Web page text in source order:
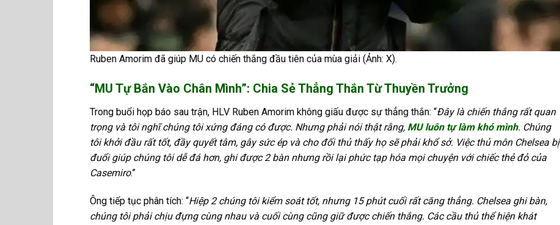
Ruben Amorim đã giúp MU có chiến thắng đầu tiên của mùa giải (Ảnh: X).
“MU Tự Bắn Vào Chân Mình”: Chia Sẻ Thẳng Thắn Từ Thuyền Trưởng
Trong buổi họp báo sau trận, HLV Ruben Amorim không giấu được sự thẳng thắn: “Đây là chiến thắng rất quan
trọng và tôi nghĩ chúng tôi xứng đáng có được. Nhưng phải nói thật rằng, MU luôn tự làm khó mình. Chúng
tôi khởi đầu rất tốt, đầy quyết tâm, gây sức ép và cho đối thủ thấy họ sẽ phải khổ sở. Việc thủ môn Chelsea bị
đuổi giúp chúng tôi dễ đá hơn, ghi được 2 bàn nhưng rồi lại phức tạp hóa mọi chuyện với chiếc thẻ đỏ của
Casemiro.”
Ông tiếp tục phân tích: “Hiệp 2 chúng tôi kiểm soát tốt, nhưng 15 phút cuối rất căng thẳng. Chelsea ghi bàn,
chúng tôi phải chịu đựng cùng nhau và cuối cùng cũng giữ được chiến thắng. Các cầu thủ thể hiện khát